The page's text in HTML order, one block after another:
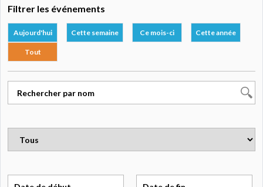
Filtrer les événements
Aujourd'hui Cette semaine Ce mois-ci Cette année
Tout